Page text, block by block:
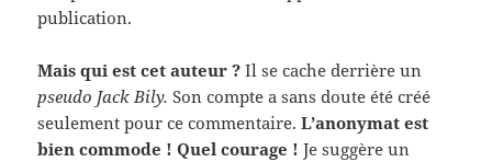
publication.
Mais qui est cet auteur ?Il se cache derrière un
pseudo Jack Bily.Son compte a sans doute été créé
seulement pour ce commentaire.L’anonymat est
bien commode ! Quel courage ! Je suggère un